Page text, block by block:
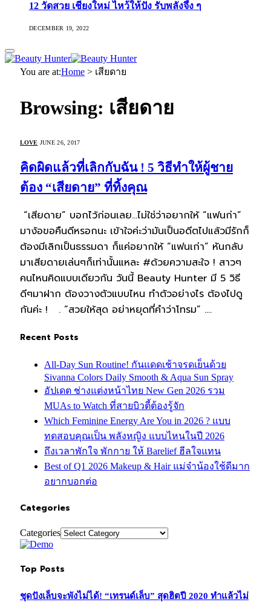
12 วัดสวย เชียงใหม่ ไหว้ให้ปัง รับพลังจึ้ง ๆ
DECEMBER 19, 2022
You are at:Home > เสียดาย
Browsing: เสียดาย
LOVE JUNE 26, 2017
คิดผิดแล้วที่เลิกกับฉัน ! 5 วิธีทำให้ผู้ชาย
ต้อง “เสียดาย” ที่ทิ้งคุณ
“เสียดาย” บอกไว้ก่อนเลย…ไม่ใช่ว่าอยากให้ “แฟนก่า”
มาง้อขอคืนดีหรอกนะ เข้าใจค่ะว่ามันเป็นอดีตไปแล้วมีรักก็
ต้องมีเลิกเป็นธรรมดา ก็แค่อยากให้ “แฟนเก่า” หันกลับ
มาเสียดายเล่นๆก็เท่านั้นแหละ #ด้วยความสะใจ ! สาวๆ
คนไหนคิดแบบเดียวกัน วันนี้ Beauty Hunter มี 5 วิธี
ดีๆมาฝาก ต้องวางตัวแบบไหน ทำตัวอย่างไร ต้องไปดู
กันค่ะ ! . “สวยให้สุด อย่าหยุดที่คำว่าโทรม” .…
Recent Posts
All-Day Sun Routine! กันแดดเช้าจรดเย็นด้วย
Sivanna Colors Daily Smooth & Aqua Sun Spray
อัปเดต ช่างแต่งหน้าไทย New Gen 2026 รวม
MUAs to Watch ที่สายบิวตี้ต้องรู้จัก
Which Feminine Energy Are You in 2026 ? แบบ
ทดสอบคุณเป็น พลังหญิง แบบไหนในปี 2026
ถึงเวลาพักใจ พักกาย ให้ Barelief ฮีลใจแทน
Best of Q1 2026 Makeup & Hair แม่จ๋าน้องใช้ดีมาก
อยากบอกต่อ
Categories
Categories
Top Posts
ชุดปังเล็บจะพังไม่ได้! “เทรนด์เล็บ” สุดฮิตปี 2020 ทำแล้วไม่